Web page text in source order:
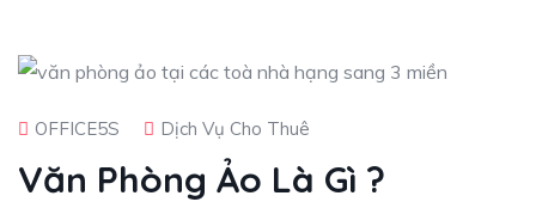
OFFICE5S Dịch Vụ Cho Thuê
Văn Phòng Ảo Là Gì ?